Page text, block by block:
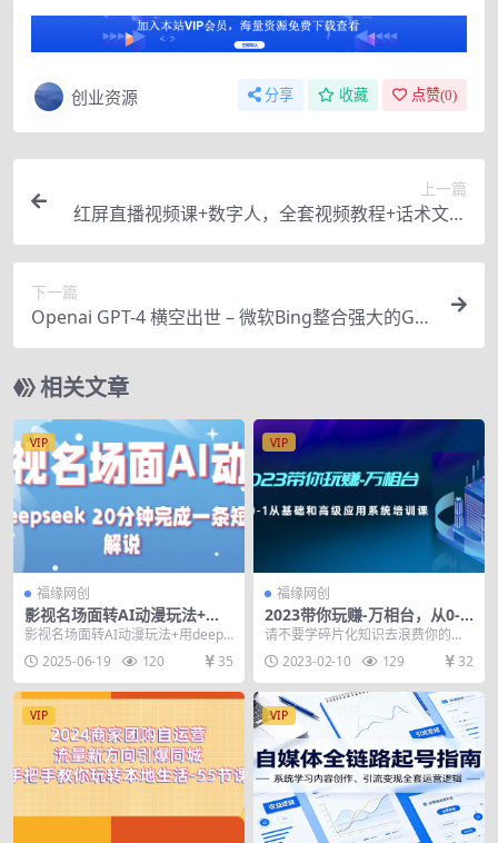
创业资源 分享 收藏 点赞(0)
上一篇
红屏直播视频课+数字人，全套视频教程+话术文档
+117G素材工具
下一篇
Openai GPT-4 横空出世 – 微软Bing整合强大的GP
T-4语言模型
相关文章
VIP
福缘网创
影视名场面转AI动漫玩法+用d
eepseek 20分钟完成一条短
剧解说技术
影视名场面转AI动漫玩法+用deeps
eek 20分钟完成一条短剧解说技术
课程...2025-06-19 120 35
VIP
福缘网创
2023带你玩赚-万相台，从0-1
从基础和高级应用系统培训课
请不要学碎片化知识去浪费你的推
广费用 你是不是也有下面困惑？ 万
相台可设置的东西...
2023-02-10 129 32
VIP VIP